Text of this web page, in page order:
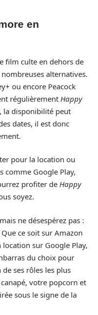
en
film culte en dehors de
nombreuses alternatives.
ou encore Peacock
régulièrement Happy
la disponibilité peut
dates, il est donc
pour la location ou
comme Google Play,
profiter de Happy
soyez.
ne désespérez pas :
ce soit sur Amazon
sur Google Play,
du choix pour
ses rôles les plus
votre popcorn et
sous le signe de la